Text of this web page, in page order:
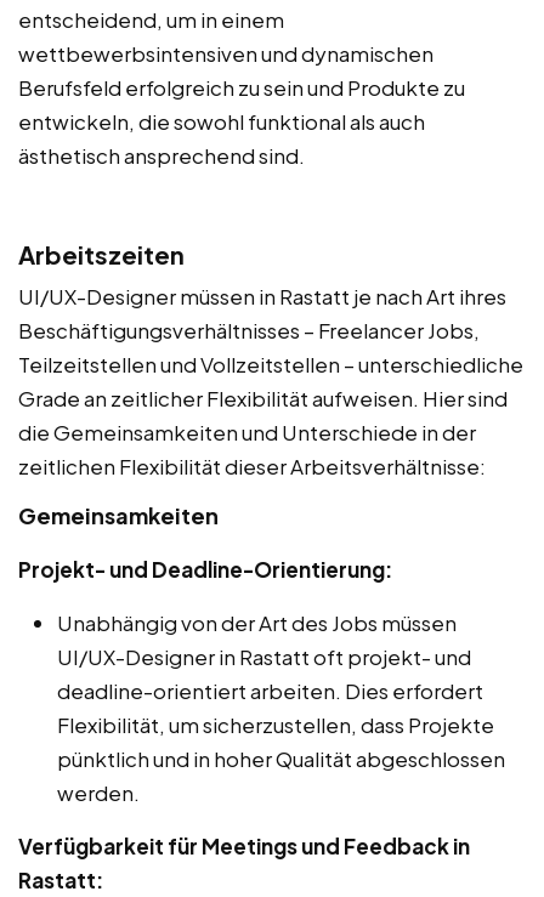
entscheidend, um in einem
wettbewerbsintensiven und dynamischen
Berufsfeld erfolgreich zu sein und Produkte zu
entwickeln, die sowohl funktional als auch
ästhetisch ansprechend sind.
Arbeitszeiten
UI/UX-Designer müssen in Rastatt je nach Art ihres
Beschäftigungsverhältnisses – Freelancer Jobs,
Teilzeitstellen und Vollzeitstellen – unterschiedliche
Grade an zeitlicher Flexibilität aufweisen. Hier sind
die Gemeinsamkeiten und Unterschiede in der
zeitlichen Flexibilität dieser Arbeitsverhältnisse:
Gemeinsamkeiten
Projekt- und Deadline-Orientierung:
Unabhängig von der Art des Jobs müssen
UI/UX-Designer in Rastatt oft projekt- und
deadline-orientiert arbeiten. Dies erfordert
Flexibilität, um sicherzustellen, dass Projekte
pünktlich und in hoher Qualität abgeschlossen
werden.
Verfügbarkeit für Meetings und Feedback in
Rastatt: